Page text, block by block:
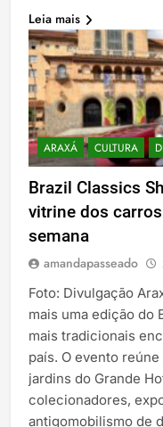
Leia mais
ARAXÁ CULTURA
Brazil Classics
vitrine dos
semana
amandapasseado
Foto: Divulgação
mais uma edição do
mais tradicionais
país. O evento
jardins do Grande
colecionadores,
antigomobilismo de